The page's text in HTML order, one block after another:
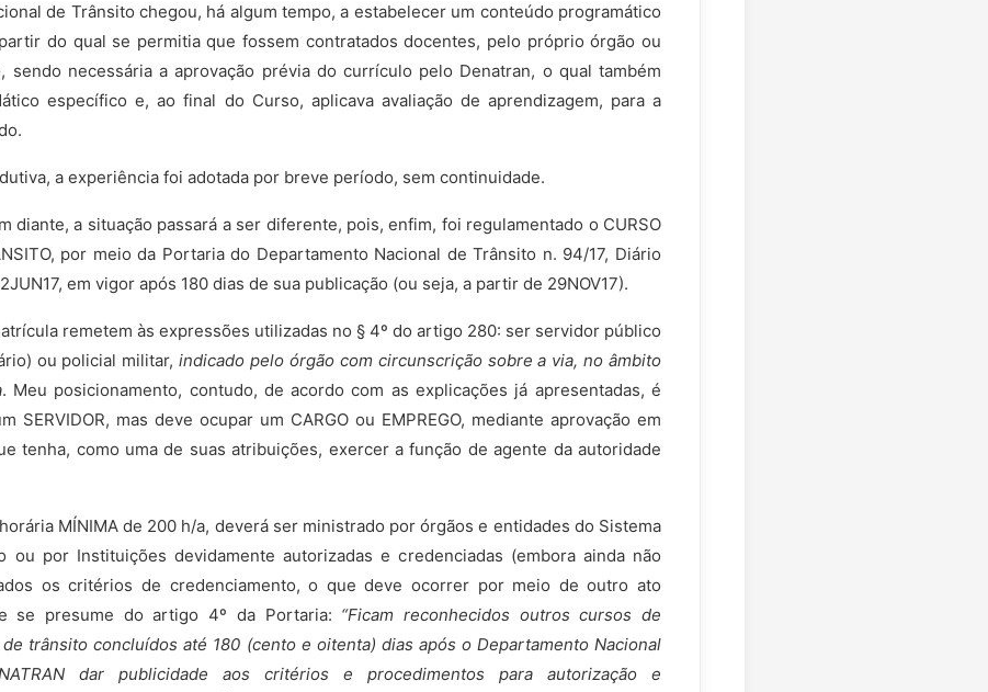
de Trânsito chegou, há algum tempo, a estabelecer um conteúdo programático
partir do qual se permitia que fossem contratados docentes, pelo próprio órgão ou
sendo necessária a aprovação prévia do currículo pelo Denatran, o qual também
específico e, ao final do Curso, aplicava avaliação de aprendizagem, para a
a experiência foi adotada por breve período, sem continuidade.
diante, a situação passará a ser diferente, pois, enfim, foi regulamentado o CURSO
por meio da Portaria do Departamento Nacional de Trânsito n. 94/17, Diário
em vigor após 180 dias de sua publicação (ou seja, a partir de 29NOV17).
remetem às expressões utilizadas no § 4º do artigo 280: ser servidor público
ou policial militar,indicado pelo órgão com circunscrição sobre a via, no âmbito
. Meu posicionamento, contudo, de acordo com as explicações já apresentadas, é
SERVIDOR, mas deve ocupar um CARGO ou EMPREGO, mediante aprovação em
tenha, como uma de suas atribuições, exercer a função de agente da autoridade
MÍNIMA de 200 h/a, deverá ser ministrado por órgãos e entidades do Sistema
ou por Instituições devidamente autorizadas e credenciadas (embora ainda não
os critérios de credenciamento, o que deve ocorrer por meio de outro ato
se presume do artigo 4º da Portaria: “Ficam reconhecidos outros cursos de
trânsito concluídos até 180 (cento e oitenta) dias após o Departamento Nacional
dar publicidade aos critérios e procedimentos para autorização e